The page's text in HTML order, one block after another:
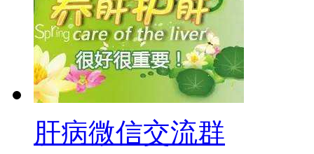
肝病微信交流群